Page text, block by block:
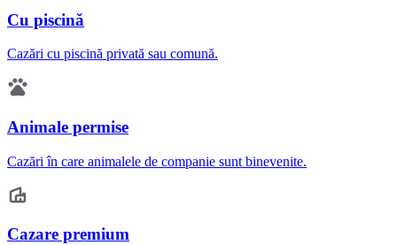
Cu piscină
Cazări cu piscină privată sau comună.
Animale permise
Cazări în care animalele de companie sunt binevenite.
Cazare premium